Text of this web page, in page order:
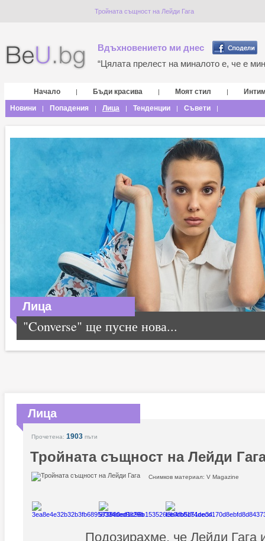
Тройната същност на Лейди Гага
Вдъхновението ми днес
“Цялата прелест на миналото е, че е
Начало | Бъди красива | Моят стил |
Новини
| Попадения | Лица | Тенденции | Съвети |
Лица
"Converse" ще пусне нова...
Лица
Прочетена: 1903 пъти
Тройната същност на Лейди
Снимков материал: V Magazine
Подозирахме, че Лейди Гага